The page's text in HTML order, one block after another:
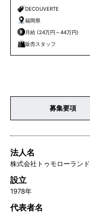
ー｜天神店
DECOUVERTE
福岡県
月給 (24万円～44万円)
販売スタッフ
募集要項
法人名
株式会社トゥモローランド
設立
1978年
代表者名